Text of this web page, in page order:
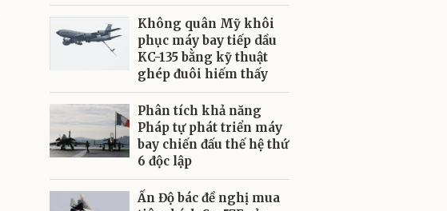
Không quân Mỹ khôi
phục máy bay tiếp dầu
KC-135 bằng kỹ thuật
ghép đuôi hiếm thấy
Phân tích khả năng
Pháp tự phát triển máy
bay chiến đấu thế hệ thứ
6 độc lập
Ấn Độ bác đề nghị mua